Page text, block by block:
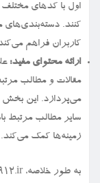
کنند. دسته‌بندی‌های
کاربران فراهم
ارائه محتوای مفید:
مقالات و مطالب
می‌پردازد. این بخش
سایر مطالب مرتبط
زمینه‌ها کمک می‌کند.